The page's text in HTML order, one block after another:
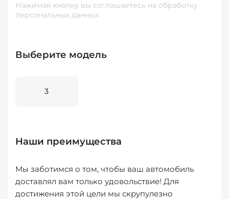
Нажимая кнопку вы соглашаетесь на обработку
персональных данных
Выберите модель
3
Наши преимущества
Мы заботимся о том, чтобы ваш автомобиль
доставлял вам только удовольствие! Для
достижения этой цели мы скрупулезно